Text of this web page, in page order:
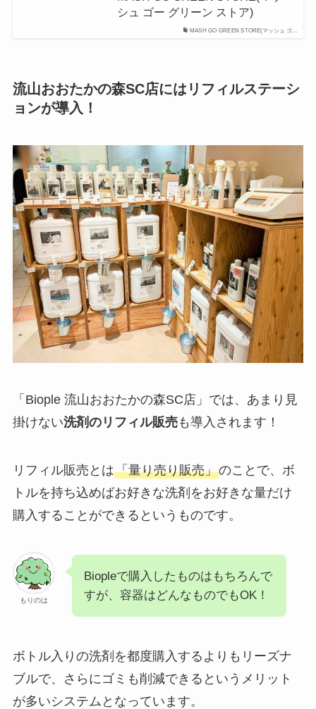
MASH GO GREEN STORE(マッシュ ゴ…
シュ ゴー グリーン ストア)
流山おおたかの森SC店にはリフィルステーシ
ョンが導入！
「Biople 流山おおたかの森SC店」では、あまり見
掛けない洗剤のリフィル販売も導入されます！
リフィル販売とは「量り売り販売」のことで、ボ
トルを持ち込めばお好きな洗剤をお好きな量だけ
購入することができるというものです。
もりのは
Biopleで購入したものはもちろんで
すが、容器はどんなものでもOK！
ボトル入りの洗剤を都度購入するよりもリーズナ
ブルで、さらにゴミも削減できるというメリット
が多いシステムとなっています。